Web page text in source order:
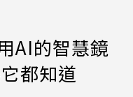
AI的智慧鏡
都知道